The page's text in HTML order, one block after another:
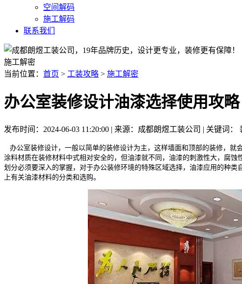
空间解码
施工解码
联系我们
施工解密
当前位置： 首页 > 工装攻略 > 施工解密
办公室装修设计油漆选择使用攻略
发布时间：2024-06-03 11:20:00 | 来源：成都朗煜工装公司 | 关键词
办公室装修设计，一般以简单的装修设计为主，这样墙面和顶部的装修，就
涂料材质在装修材料中式相对安全的，但油漆就不同，油漆的刺激性大，腐蚀
划分必须要深入的掌握， 对于办公装修环境的特殊区域选择，油漆应用的种
上有关油漆材料的分类和选购。